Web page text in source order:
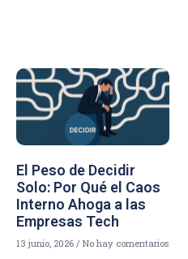
El Peso de Decidir
Solo: Por Qué el Caos
Interno Ahoga a las
Empresas Tech
13 junio, 2026 No hay comentarios